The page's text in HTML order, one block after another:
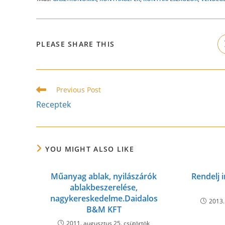
PLEASE SHARE THIS
Read
articles
Previous Post
Receptek
YOU MIGHT ALSO LIKE
Műanyag ablak, nyilászárók
ablakbeszerelése,
nagykereskedelme.Daidalos
B&M KFT
2011. augusztus 25. csütörtök
Rendelj